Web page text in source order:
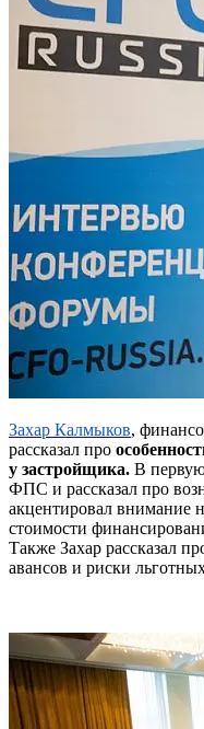
Захар Калмыков,
рассказал про
у застройщика. В
ФПС и рассказал про
акцентировал внимание
стоимости
Также Захар рассказал
авансов и риски